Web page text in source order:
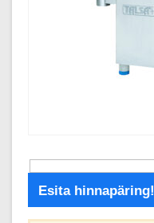
Esita hinnapäring!